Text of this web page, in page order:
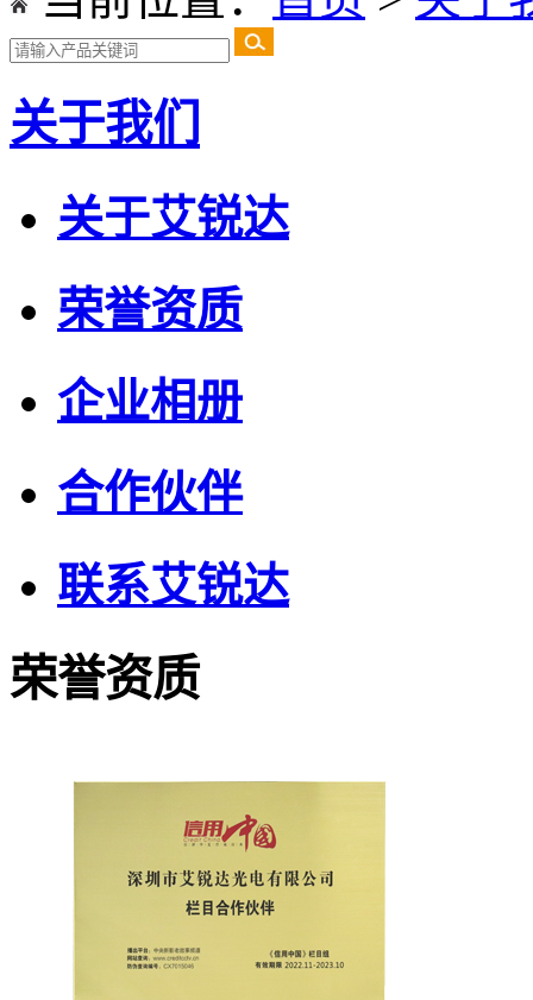
关于我们
关于艾锐达
荣誉资质
企业相册
合作伙伴
联系艾锐达
荣誉资质